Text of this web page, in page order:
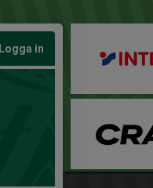
Logga in